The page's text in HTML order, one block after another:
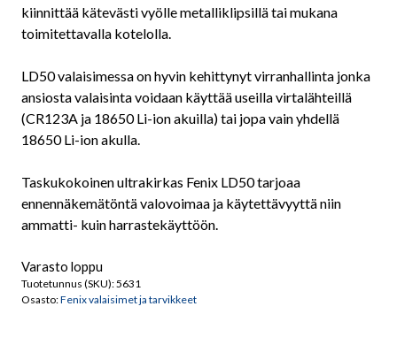
kiinnittää kätevästi vyölle metalliklipsillä tai mukana
toimitettavalla kotelolla.
LD50 valaisimessa on hyvin kehittynyt virranhallinta jonka
ansiosta valaisinta voidaan käyttää useilla virtalähteillä
(CR123A ja 18650 Li-ion akuilla) tai jopa vain yhdellä
18650 Li-ion akulla.
Taskukokoinen ultrakirkas Fenix LD50 tarjoaa
ennennäkemätöntä valovoimaa ja käytettävyyttä niin
ammatti- kuin harrastekäyttöön.
Varasto loppu
Tuotetunnus (SKU):5631
Osasto:Fenix valaisimet ja tarvikkeet